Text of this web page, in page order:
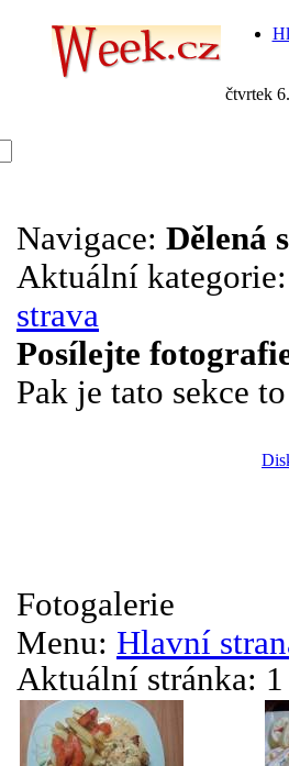
čtvrtek
Navigace: Dělená
Aktuální
strava
Posílejte
Pak je tato sekce
Fotogalerie
Menu: Hlavní
Aktuální stránka: